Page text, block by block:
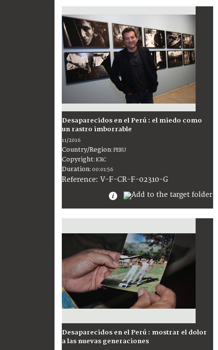
Desaparecidos en el Perú : el miedo como
un rastro imborrable
11/2016
Country/Region:PERU
Copyright:ICRC
Duration: 00:01:56
Reference: V-F-CR-F-02310-G
Desaparecidos en el Perú : mostrar el dolor
a las nuevas generaciones